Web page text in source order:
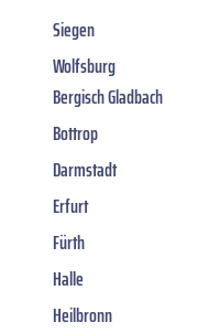
Siegen
Wolfsburg
Bergisch Gladbach
Bottrop
Darmstadt
Erfurt
Fürth
Halle
Heilbronn